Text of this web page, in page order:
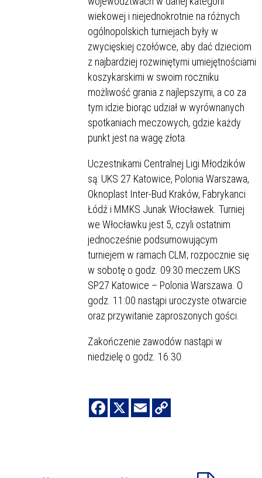
wiekowej i niejednokrotnie na różnych
ogólnopolskich turniejach były w
zwycięskiej czołówce, aby dać dzieciom
z najbardziej rozwiniętymi umiejętnościami
koszykarskimi w swoim roczniku
możliwość grania z najlepszymi, a co za
tym idzie biorąc udział w wyrównanych
spotkaniach meczowych, gdzie każdy
punkt jest na wagę złota.
Uczestnikami Centralnej Ligi Młodzików
są: UKS 27 Katowice, Polonia Warszawa,
Oknoplast Inter-Bud Kraków, Fabrykanci
Łódź i MMKS Junak Włocławek. Turniej
we Włocławku jest 5, czyli ostatnim
jednocześnie podsumowującym
turniejem w ramach CLM; rozpocznie się
w sobotę o godz. 09:30 meczem UKS
SP27 Katowice – Polonia Warszawa. O
godz. 11:00 nastąpi uroczyste otwarcie
oraz przywitanie zaproszonych gości.
Zakończenie zawodów nastąpi w
niedzielę o godz. 16.30.